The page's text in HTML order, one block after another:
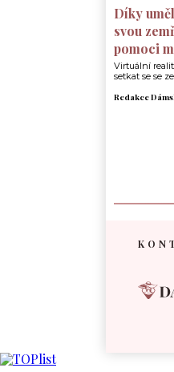
Díky
svou
pomoci
Virtuální
setkat se se
Redakce